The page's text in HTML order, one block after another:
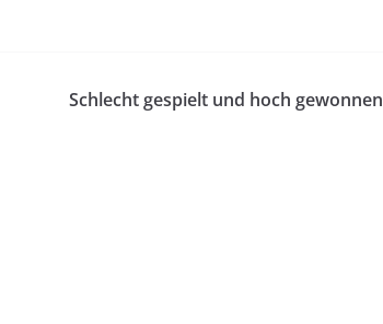
Schlecht gespielt und hoch gewonnen